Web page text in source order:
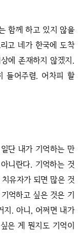
함께 하고 있지 않을
고 네가 한국에 도착
에 존재하지 않겠지.
들어주렴. 어차피 할
단 내가 기억하는 만
니란다. 기억하는 것
유자가 되면 많은 것
억하고 싶은 것은 기
지. 아니, 어쩌면 내가
은 게 뭔지도 기억이